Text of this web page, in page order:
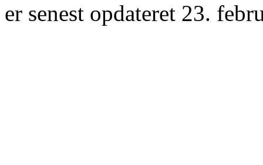
er senest opdateret 23.